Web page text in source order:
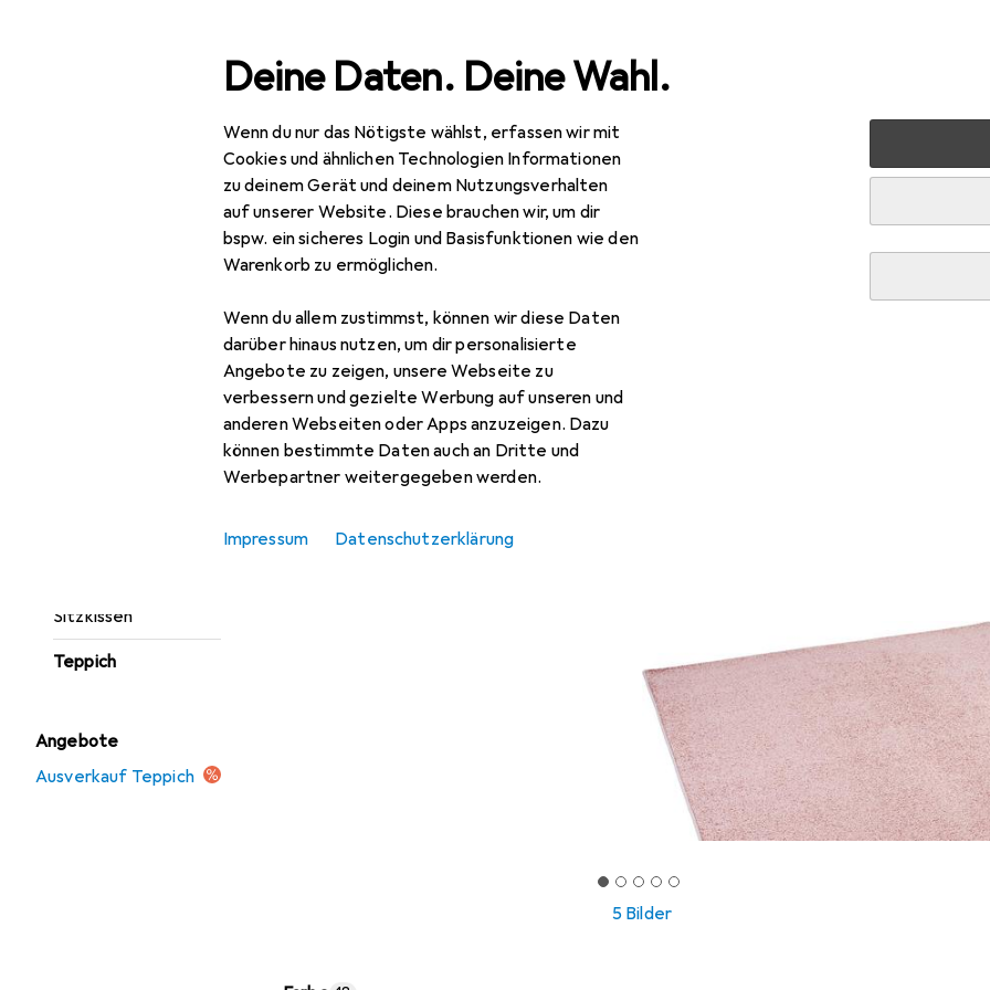
Deine Daten. Deine Wahl.
Wenn du nur das Nötigste wählst, erfassen wir mit
Cookies und ähnlichen Technologien Informationen
zu deinem Gerät und deinem Nutzungsverhalten
auf unserer Website. Diese brauchen wir, um dir
bspw. ein sicheres Login und Basisfunktionen wie den
Warenkorb zu ermöglichen.
Wenn du allem zustimmst, können wir diese Daten
darüber hinaus nutzen, um dir personalisierte
Angebote zu zeigen, unsere Webseite zu
verbessern und gezielte Werbung auf unseren und
anderen Webseiten oder Apps anzuzeigen. Dazu
können bestimmte Daten auch an Dritte und
Werbepartner weitergegeben werden.
Impressum Datenschutzerklärung
Navigation nach Kategorien
Sitzkissen
Teppich
Angebote
Ausverkauf Teppich
Gesamtsortiment Wohnen Heimtextilien
5 Bilder